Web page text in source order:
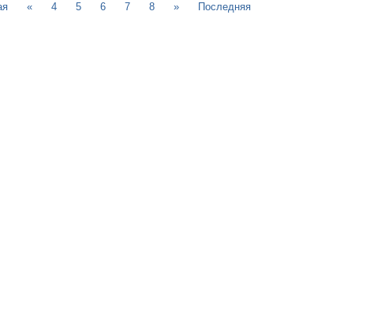
« 4 5 6 7 8 » Последняя